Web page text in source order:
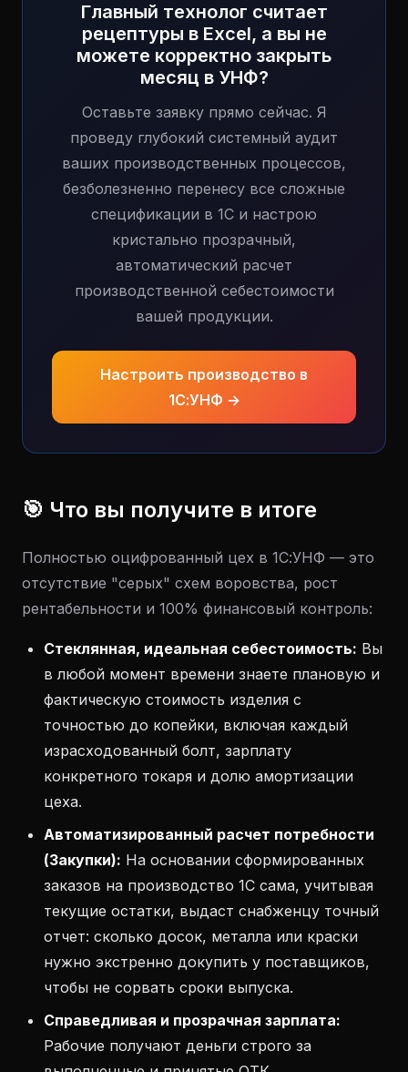
Главный технолог считает
рецептуры в Excel, а вы не
можете корректно закрыть
месяц в УНФ?
Оставьте заявку прямо сейчас. Я
проведу глубокий системный аудит
ваших производственных процессов,
безболезненно перенесу все сложные
спецификации в 1С и настрою
кристально прозрачный,
автоматический расчет
производственной себестоимости
вашей продукции.
Настроить производство в
1С:УНФ →
🎯 Что вы получите в итоге
Полностью оцифрованный цех в 1С:УНФ — это
отсутствие "серых" схем воровства, рост
рентабельности и 100% финансовый контроль:
Стеклянная, идеальная себестоимость: Вы
в любой момент времени знаете плановую и
фактическую стоимость изделия с
точностью до копейки, включая каждый
израсходованный болт, зарплату
конкретного токаря и долю амортизации
цеха.
Автоматизированный расчет потребности
(Закупки): На основании сформированных
заказов на производство 1С сама, учитывая
текущие остатки, выдаст снабженцу точный
отчет: сколько досок, металла или краски
нужно экстренно докупить у поставщиков,
чтобы не сорвать сроки выпуска.
Справедливая и прозрачная зарплата:
Рабочие получают деньги строго за